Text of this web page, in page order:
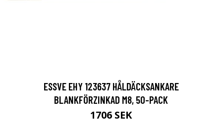
ESSVE EHY 123637 HÅLDÄCKSANKARE
BLANKFÖRZINKAD M8, 50-PACK
1706 SEK